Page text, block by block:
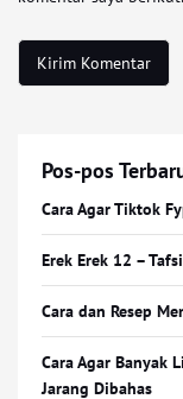
Pos-pos
Cara Agar Tiktok
Erek Erek 12 –
Cara dan Resep
Cara Agar Banyak
Jarang Dibahas